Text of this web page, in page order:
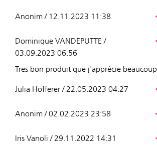
Anonim / 12.11.2023 11:38
Dominique VANDEPUTTE /
03.09.2023 06:56
Tres bon produit que j'apprécie beaucoup
Julia Hofferer / 22.05.2023 04:27
Anonim / 02.02.2023 23:58
Iris Vanoli / 29.11.2022 14:31